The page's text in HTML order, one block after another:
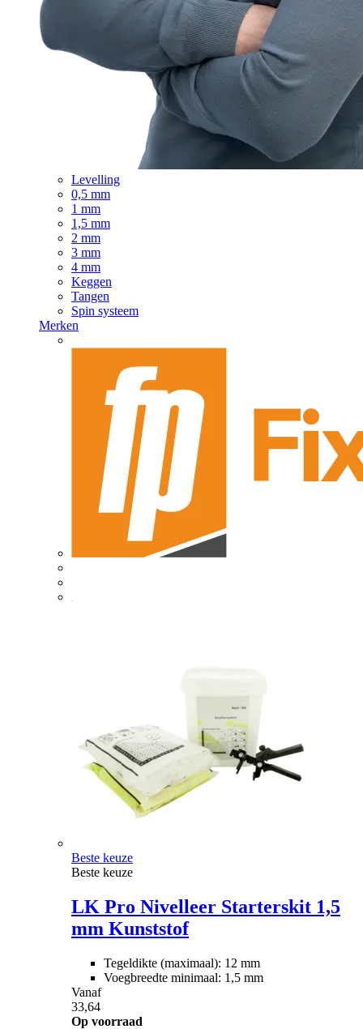
Levelling
0,5 mm
1 mm
1,5 mm
2 mm
3 mm
4 mm
Keggen
Tangen
Spin systeem
Merken
Beste keuze
Beste keuze
LK Pro Nivelleer Starterskit 1,5
mm Kunststof
Tegeldikte (maximaal): 12 mm
Voegbreedte minimaal: 1,5 mm
Vanaf
33,64
Op voorraad